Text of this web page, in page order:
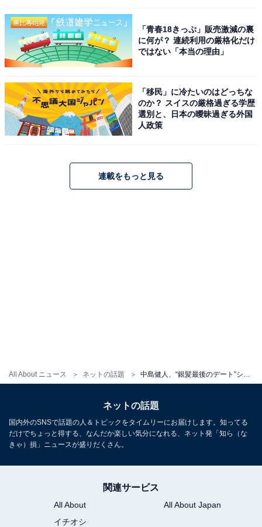
All About ニュース ネットの話題
「青春18きっぷ」販売激減の裏
に何が？ 連続利用の厳格化だけ
ではない「本当の理由」
「移民」に冷たいのはどっちな
のか？ スイスの厳格過ぎる学歴
選別と、日本の曖昧過ぎる外国
人政策
連載をもっと見る
ネットの話題
国内外のSNSで話題の人＆トピックをタイムリーにお届けします。知ってる
だけでちょっと得する、なんだか楽しい気分になれる、ネット発「知ら（な
きゃ）損」ニュースが盛りだくさん。
関連サービス
All About
All About Japan
イチオシ